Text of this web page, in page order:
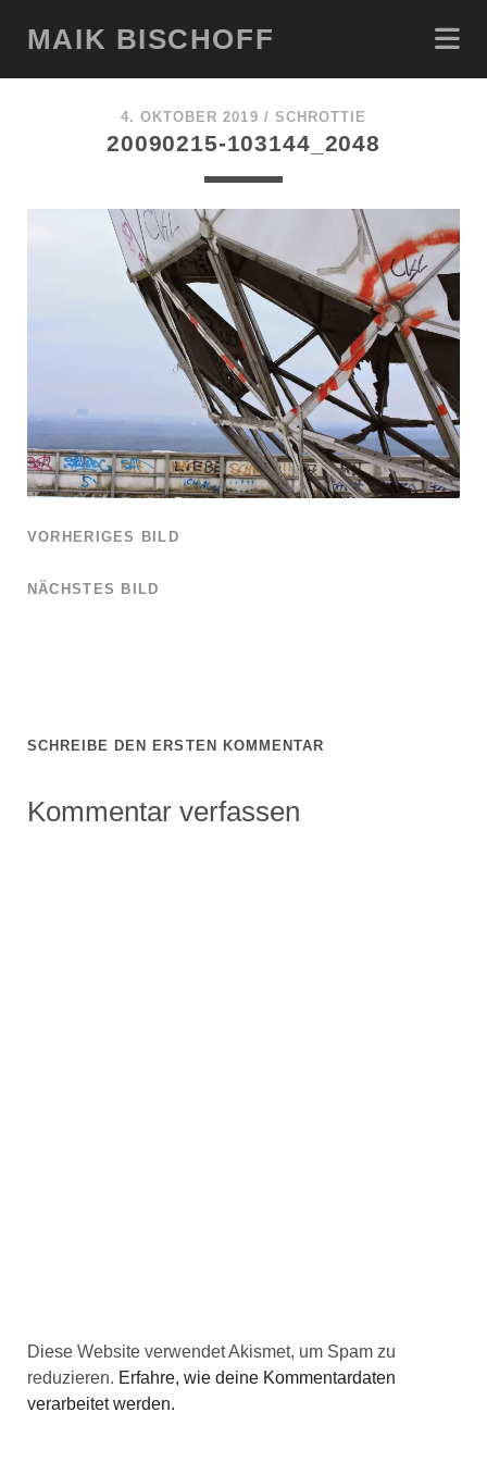
MAIK BISCHOFF
4. OKTOBER 2019 / SCHROTTIE
20090215-103144_2048
VORHERIGES BILD
NÄCHSTES BILD
SCHREIBE DEN ERSTEN KOMMENTAR
Kommentar verfassen
Diese Website verwendet Akismet, um Spam zu
reduzieren. Erfahre, wie deine Kommentardaten
verarbeitet werden.